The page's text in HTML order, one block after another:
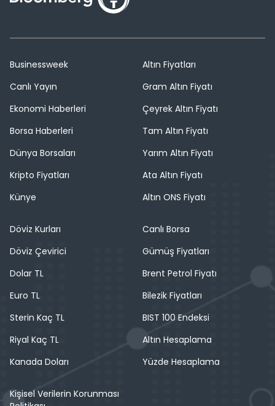
Businessweek
Canlı Yayın
Ekonomi Haberleri
Borsa Haberleri
Dünya Borsaları
Kripto Fiyatları
Künye
Altın Fiyatları
Gram Altın Fiyatı
Çeyrek Altın Fiyatı
Tam Altın Fiyatı
Yarım Altın Fiyatı
Ata Altın Fiyatı
Altın ONS Fiyatı
Döviz Kurları
Döviz Çevirici
Dolar TL
Euro TL
Sterin Kaç TL
Riyal Kaç TL
Kanada Doları
Canlı Borsa
Gümüş Fiyatları
Brent Petrol Fiyatı
Bilezik Fiyatları
BIST 100 Endeksi
Altın Hesaplama
Yüzde Hesaplama
Kişisel Verilerin Korunması